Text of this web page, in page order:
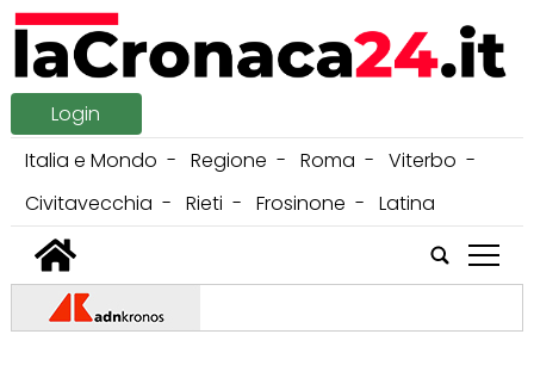
Login
Italia e Mondo
Regione Roma
Viterbo
Civitavecchia
Rieti Frosinone
Latina
tap